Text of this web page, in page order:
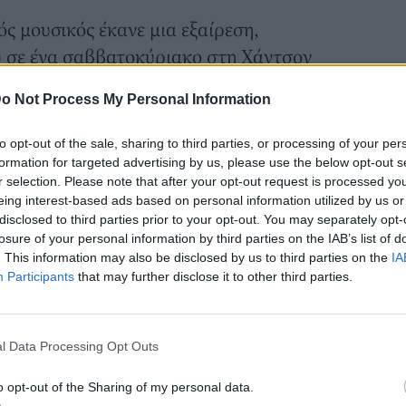
Not Process My Personal Information
opt-out of the sale, sharing to third parties, or processing of your
for targeted advertising by us, please use the below opt-out
selection. Please note that after your opt-out request is processed
interest-based ads based on personal information utilized by us
to third parties prior to your opt-out. You may separately
of your personal information by third parties on the IAB’s list of
This information may also be disclosed by us to third parties on the
Participants that may further disclose it to other third parties.
Data Processing Opt Outs
opt-out of the Sharing of my personal data.
μουσικός έκανε μια εξαίρεση,
ένα σαββατοκύριακο στη Χάντσον
στη Νέα Υόρκη μαζί με τις στενές της
Μόουζες
χθες φωτογραφίες από την εξόρμηση
στιγμές από το φθινοπωρινό
στο The Eighty Six.